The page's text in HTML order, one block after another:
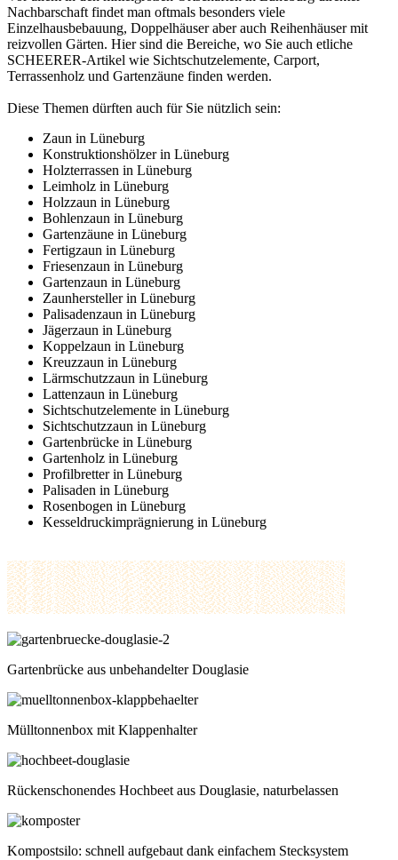
Nachbarschaft findet man oftmals besonders viele
Einzelhausbebauung, Doppelhäuser aber auch Reihenhäuser mit
reizvollen Gärten. Hier sind die Bereiche, wo Sie auch etliche
SCHEERER-Artikel wie Sichtschutzelemente, Carport,
Terrassenholz und Gartenzäune finden werden.
Diese Themen dürften auch für Sie nützlich sein:
Zaun in Lüneburg
Konstruktionshölzer in Lüneburg
Holzterrassen in Lüneburg
Leimholz in Lüneburg
Holzzaun in Lüneburg
Bohlenzaun in Lüneburg
Gartenzäune in Lüneburg
Fertigzaun in Lüneburg
Friesenzaun in Lüneburg
Gartenzaun in Lüneburg
Zaunhersteller in Lüneburg
Palisadenzaun in Lüneburg
Jägerzaun in Lüneburg
Koppelzaun in Lüneburg
Kreuzzaun in Lüneburg
Lärmschutzzaun in Lüneburg
Lattenzaun in Lüneburg
Sichtschutzelemente in Lüneburg
Sichtschutzzaun in Lüneburg
Gartenbrücke in Lüneburg
Gartenholz in Lüneburg
Profilbretter in Lüneburg
Palisaden in Lüneburg
Rosenbogen in Lüneburg
Kesseldruckimprägnierung in Lüneburg
Gartenbrücke aus unbehandelter Douglasie
Mülltonnenbox mit Klappenhalter
Rückenschonendes Hochbeet aus Douglasie, naturbelassen
Kompostsilo: schnell aufgebaut dank einfachem Stecksystem